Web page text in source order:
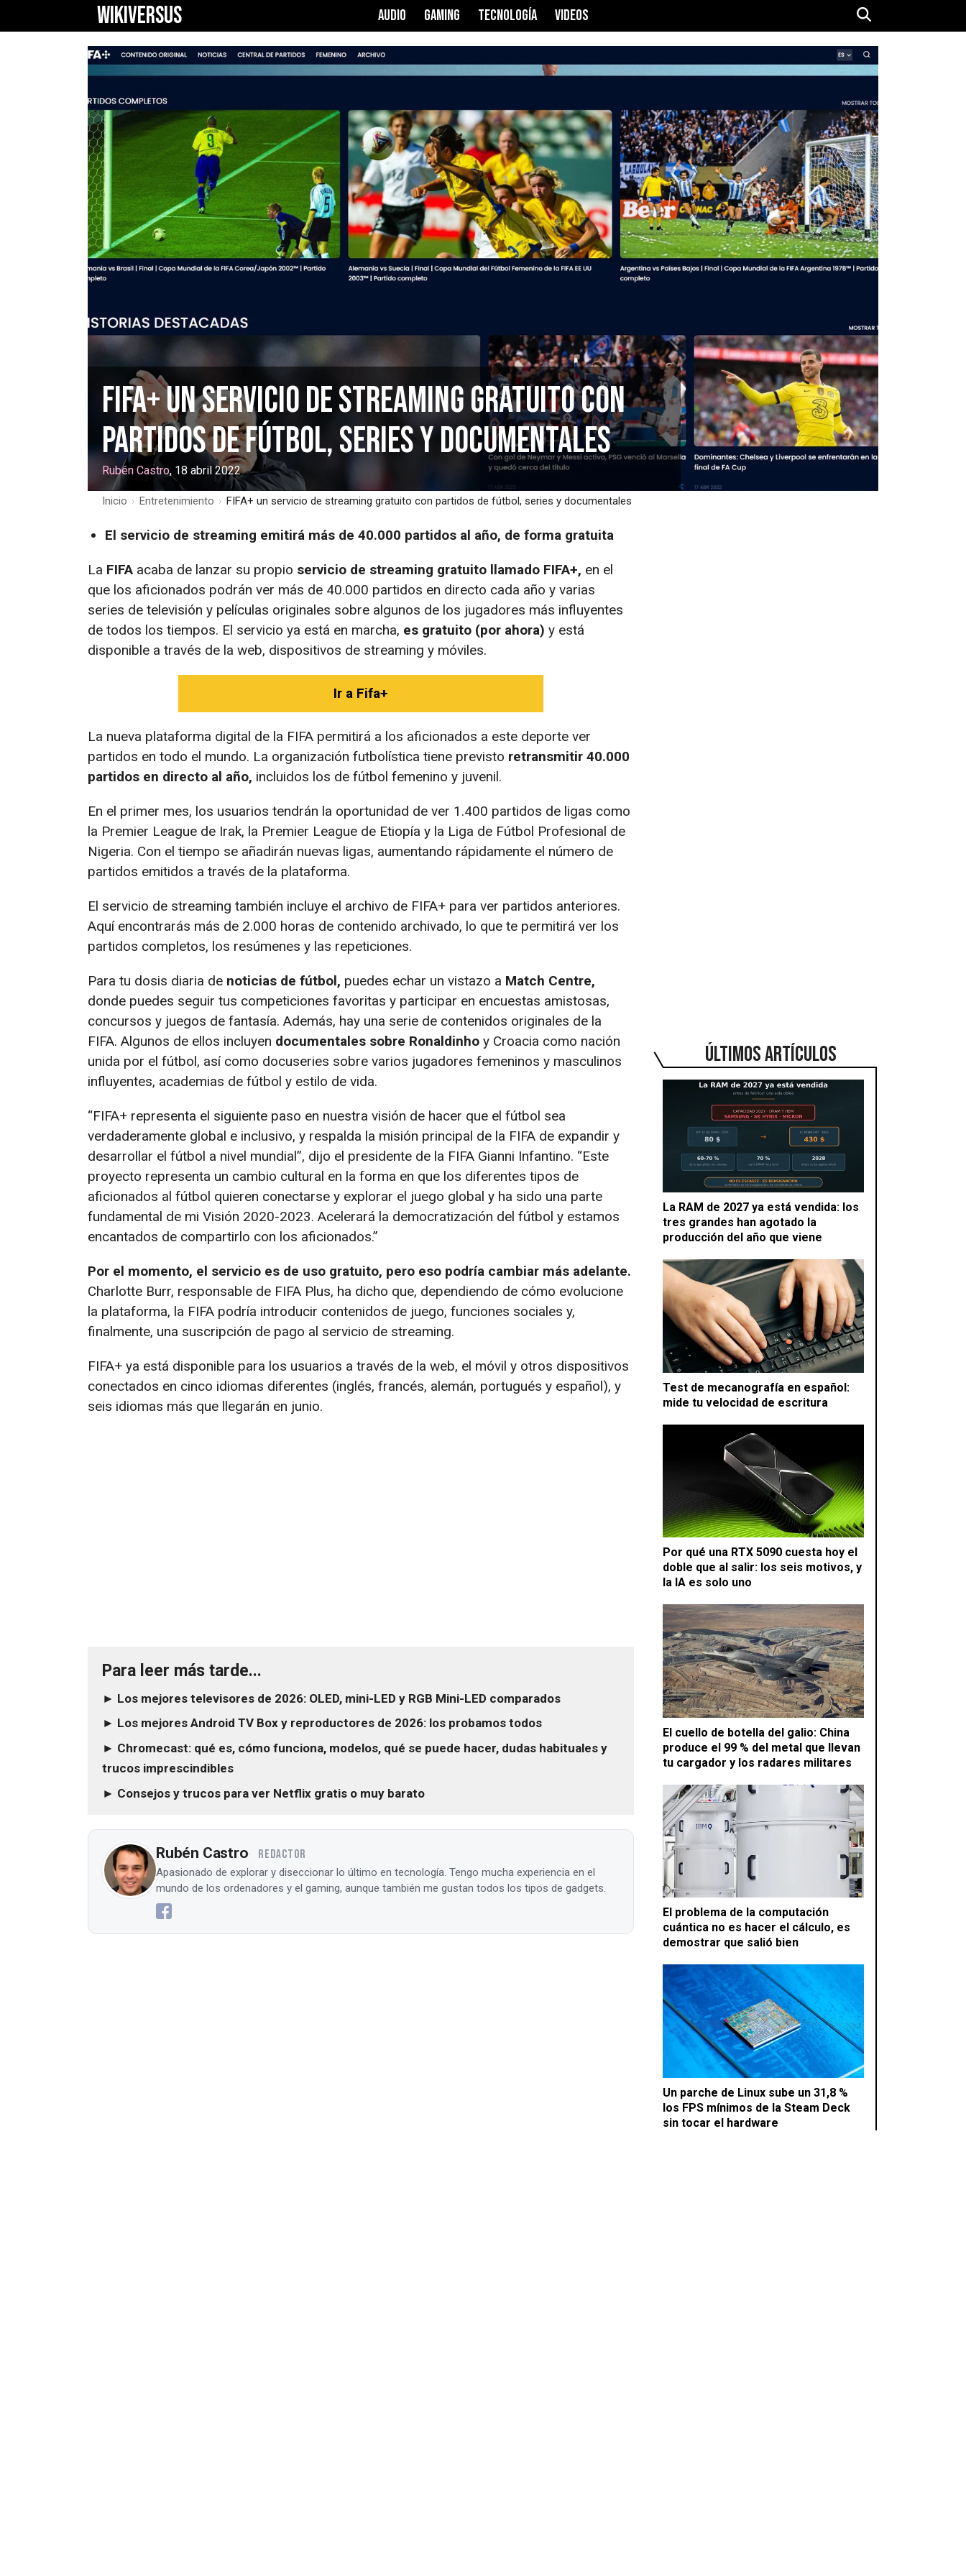
WIKIVERSUS AUDIO GAMING TECNOLOGÍA VIDEOS
FIFA+ un servicio de streaming gratuito con
partidos de fútbol, series y documentales
Rubén Castro, 18 abril 2022
Inicio › Entretenimiento › FIFA+ un servicio de streaming gratuito con partidos de fútbol, series y documentales
ÚLTIMOS ARTÍCULOS
La RAM de 2027 ya está vendida: los
tres grandes han agotado la
producción del año que viene
Test de mecanografía en español:
mide tu velocidad de escritura
Por qué una RTX 5090 cuesta hoy el
doble que al salir: los seis motivos, y
la IA es solo uno
El cuello de botella del galio: China
produce el 99 % del metal que llevan
tu cargador y los radares militares
El problema de la computación
cuántica no es hacer el cálculo, es
demostrar que salió bien
Un parche de Linux sube un 31,8 %
los FPS mínimos de la Steam Deck
sin tocar el hardware
El servicio de streaming emitirá más de 40.000 partidos al año, de forma gratuita
La FIFA acaba de lanzar su propio servicio de streaming gratuito llamado FIFA+, en el
que los aficionados podrán ver más de 40.000 partidos en directo cada año y varias
series de televisión y películas originales sobre algunos de los jugadores más influyentes
de todos los tiempos. El servicio ya está en marcha, es gratuito (por ahora) y está
disponible a través de la web, dispositivos de streaming y móviles.
Ir a Fifa+
La nueva plataforma digital de la FIFA permitirá a los aficionados a este deporte ver
partidos en todo el mundo. La organización futbolística tiene previsto retransmitir 40.000
partidos en directo al año, incluidos los de fútbol femenino y juvenil.
En el primer mes, los usuarios tendrán la oportunidad de ver 1.400 partidos de ligas como
la Premier League de Irak, la Premier League de Etiopía y la Liga de Fútbol Profesional de
Nigeria. Con el tiempo se añadirán nuevas ligas, aumentando rápidamente el número de
partidos emitidos a través de la plataforma.
El servicio de streaming también incluye el archivo de FIFA+ para ver partidos anteriores.
Aquí encontrarás más de 2.000 horas de contenido archivado, lo que te permitirá ver los
partidos completos, los resúmenes y las repeticiones.
Para tu dosis diaria de noticias de fútbol, puedes echar un vistazo a Match Centre,
donde puedes seguir tus competiciones favoritas y participar en encuestas amistosas,
concursos y juegos de fantasía. Además, hay una serie de contenidos originales de la
FIFA. Algunos de ellos incluyen documentales sobre Ronaldinho y Croacia como nación
unida por el fútbol, así como docuseries sobre varios jugadores femeninos y masculinos
influyentes, academias de fútbol y estilo de vida.
“FIFA+ representa el siguiente paso en nuestra visión de hacer que el fútbol sea
verdaderamente global e inclusivo, y respalda la misión principal de la FIFA de expandir y
desarrollar el fútbol a nivel mundial”, dijo el presidente de la FIFA Gianni Infantino. “Este
proyecto representa un cambio cultural en la forma en que los diferentes tipos de
aficionados al fútbol quieren conectarse y explorar el juego global y ha sido una parte
fundamental de mi Visión 2020-2023. Acelerará la democratización del fútbol y estamos
encantados de compartirlo con los aficionados.”
Por el momento, el servicio es de uso gratuito, pero eso podría cambiar más adelante.
Charlotte Burr, responsable de FIFA Plus, ha dicho que, dependiendo de cómo evolucione
la plataforma, la FIFA podría introducir contenidos de juego, funciones sociales y,
finalmente, una suscripción de pago al servicio de streaming.
FIFA+ ya está disponible para los usuarios a través de la web, el móvil y otros dispositivos
conectados en cinco idiomas diferentes (inglés, francés, alemán, portugués y español), y
seis idiomas más que llegarán en junio.
Para leer más tarde...
► Los mejores televisores de 2026: OLED, mini-LED y RGB Mini-LED comparados
► Los mejores Android TV Box y reproductores de 2026: los probamos todos
► Chromecast: qué es, cómo funciona, modelos, qué se puede hacer, dudas habituales y
trucos imprescindibles
► Consejos y trucos para ver Netflix gratis o muy barato
Rubén Castro REDACTOR
Apasionado de explorar y diseccionar lo último en tecnología. Tengo mucha experiencia en el
mundo de los ordenadores y el gaming, aunque también me gustan todos los tipos de gadgets.